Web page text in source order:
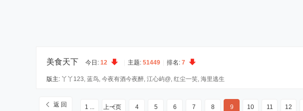
美食天下 今日: 12 主题: 51449 排名: 7
版主: 丫丫123, 蓝鸟, 今夜有酒今夜醉, 江心屿@, 红尘一笑, 海里逃生
返 回 1 ... 上一页 4 5 6 7 8 9 10 11 12